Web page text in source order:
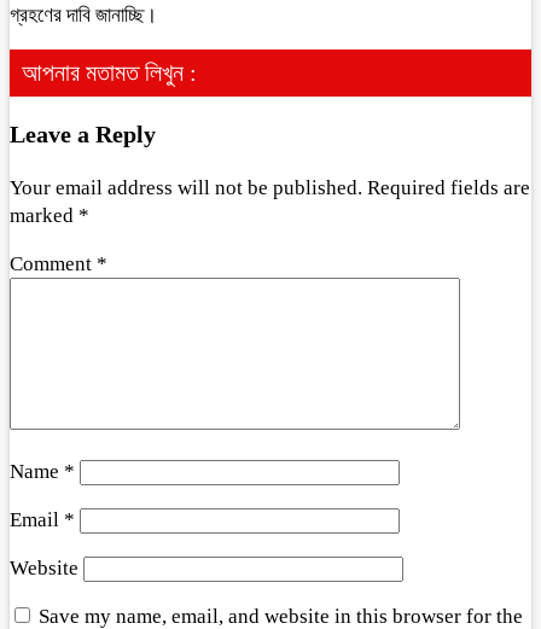
গ্রহণের দাবি জানাচ্ছি।
আপনার মতামত লিখুন :
Leave a Reply
Your email address will not be published. Required fields are
marked *
Comment *
Name *
Email *
Website
Save my name, email, and website in this browser for the